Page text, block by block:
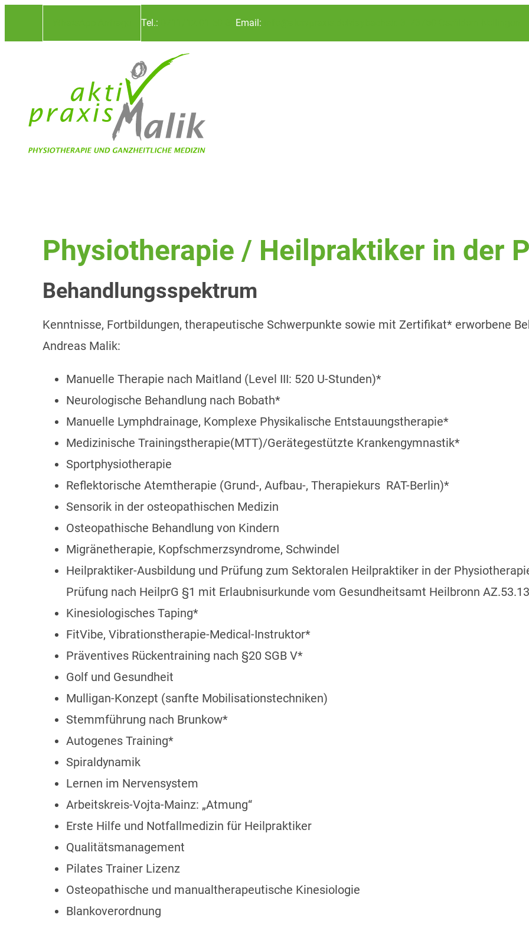
Tel.: Email:
Physiotherapie / Heilpraktiker in der
Behandlungsspektrum
Kenntnisse, Fortbildungen, therapeutische Schwerpunkte sowie mit Zertifikat* erworbene
Andreas Malik:
Manuelle Therapie nach Maitland (Level III: 520 U-Stunden)*
Neurologische Behandlung nach Bobath*
Manuelle Lymphdrainage, Komplexe Physikalische Entstauungstherapie*
Medizinische Trainingstherapie(MTT)/Gerätegestützte Krankengymnastik*
Sportphysiotherapie
Reflektorische Atemtherapie (Grund-, Aufbau-, Therapiekurs RAT-Berlin)*
Sensorik in der osteopathischen Medizin
Osteopathische Behandlung von Kindern
Migränetherapie, Kopfschmerzsyndrome, Schwindel
Heilpraktiker-Ausbildung und Prüfung zum Sektoralen Heilpraktiker in der
Prüfung nach HeilprG §1 mit Erlaubnisurkunde vom Gesundheitsamt Heilbronn AZ.53.13
Kinesiologisches Taping*
FitVibe, Vibrationstherapie-Medical-Instruktor*
Präventives Rückentraining nach §20 SGB V*
Golf und Gesundheit
Mulligan-Konzept (sanfte Mobilisationstechniken)
Stemmführung nach Brunkow*
Autogenes Training*
Spiraldynamik
Lernen im Nervensystem
Arbeitskreis-Vojta-Mainz: „Atmung“
Erste Hilfe und Notfallmedizin für Heilpraktiker
Qualitätsmanagement
Pilates Trainer Lizenz
Osteopathische und manualtherapeutische Kinesiologie
Blankoverordnung